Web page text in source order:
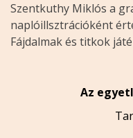
Szentkuthy Miklós a
naplóillsztrációként
Fájdalmak és titkok
Az